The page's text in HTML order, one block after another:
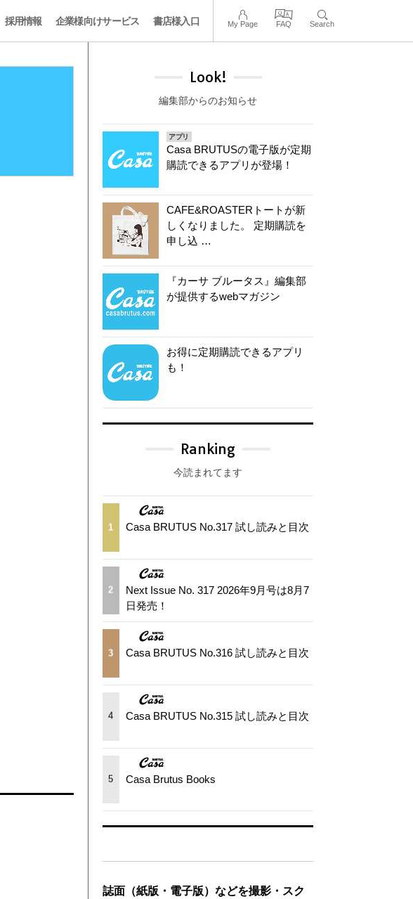
採用情報 企業様向けサービス 書店様入口 My Page FAQ Search
Look!
編集部からのお知らせ
アプリ
Casa BRUTUSの電子版が定期
購読できるアプリが登場！
CAFE&ROASTERトートが新
しくなりました。 定期購読を
申し込 …
『カーサ ブルータス』編集部
が提供するwebマガジン
お得に定期購読できるアプリ
も！
Ranking
今読まれてます
1 Casa BRUTUS No.317 試し読みと目次
2
Next Issue No. 317 2026年9月号は8月7
日発売！
3 Casa BRUTUS No.316 試し読みと目次
4 Casa BRUTUS No.315 試し読みと目次
5 Casa Brutus Books
誌面（紙版・電子版）などを撮影・スク